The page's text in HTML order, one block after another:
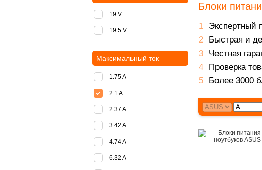
Блоки
Экспертный
Быстрая и
Честная
Проверка
Более 3000
19 V
19.5 V
Максимальный ток
1.75 A
2.1 A
2.37 A
3.42 A
4.74 A
6.32 A